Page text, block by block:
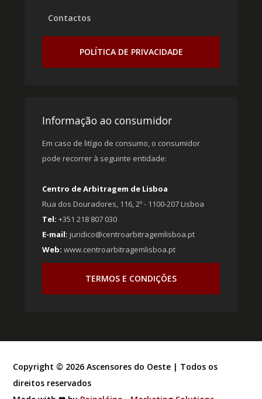
Contactos
POLÍTICA DE PRIVACIDADE
Informação ao consumidor
Em caso de litígio de consumo, o consumidor
pode recorrer à seguinte entidade:
Centro de Arbitragem de Lisboa
Rua dos Douradores, 116, 2º - 1100-207 Lisboa
Tel: +351 218 807 030
E-mail: juridico@centroarbitragemlisboa.pt
Web: www.centroarbitragemlisboa.pt
TERMOS E CONDIÇÕES
Copyright © 2026 Ascensores do Oeste | Todos os
direitos reservados